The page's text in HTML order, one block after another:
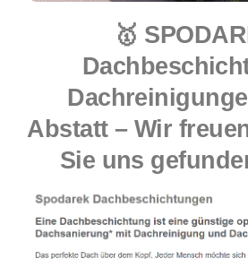
🥇
Abstatt – Wir
Sie uns